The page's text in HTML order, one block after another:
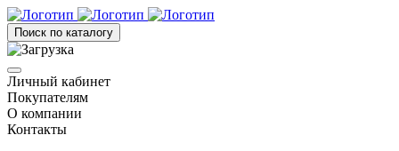
Поиск по каталогу
Личный кабинет
Покупателям
О компании
Контакты